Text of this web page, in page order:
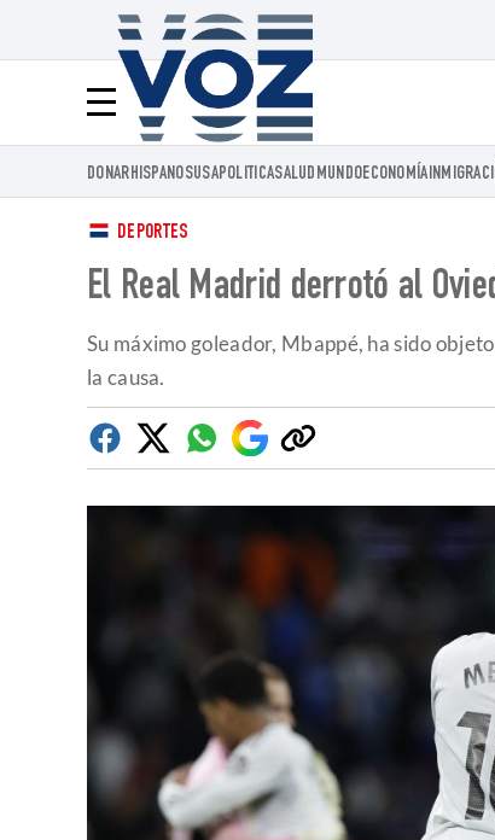
Menú
Voz.us
DONARHISPANOSUSAPOLITICASALUD MUNDOECONOMÍA
DEPORTES
El Real Madrid derrotó al
Su máximo goleador, Mbappé, ha sido
la causa.
Facebook
TwitterWhatsapp
Google
Discover
Copiar
enlace